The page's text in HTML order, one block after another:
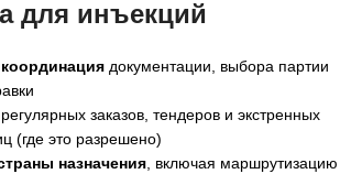
для инъекций
координация документации, выбора партии
заказов, тендеров и экстренных
(где это разрешено)
назначения , включая маршрутизацию